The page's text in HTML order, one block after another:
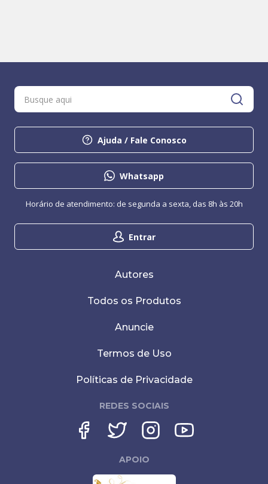
Ajuda / Fale Conosco
Whatsapp
Entrar
Horário de atendimento: de segunda a sexta, das 8h às 20h
Autores
Todos os Produtos
Anuncie
Termos de Uso
Políticas de Privacidade
REDES SOCIAIS
APOIO